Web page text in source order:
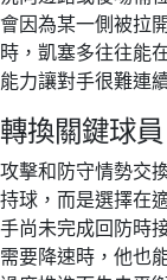
會因為某一側被拉
時，凱塞多往往能
能力讓對手很難連
轉換關鍵球員
攻擊和防守情勢交
持球，而是選擇在
手尚未完成回防時
需要降速時，他也